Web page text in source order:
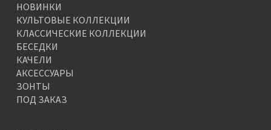
НОВИНКИ
КУЛЬТОВЫЕ КОЛЛЕКЦИИ
КЛАССИЧЕСКИЕ КОЛЛЕКЦИИ
БЕСЕДКИ
КАЧЕЛИ
АКСЕССУАРЫ
ЗОНТЫ
ПОД ЗАКАЗ